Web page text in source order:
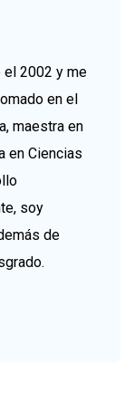
2002 y me
en el
maestra en
en Ciencias
soy
de